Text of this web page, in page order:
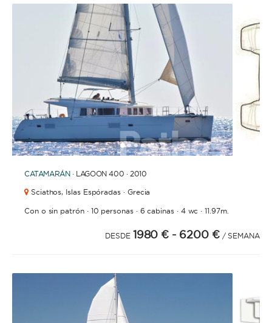
12345 67891011121314151617
CATAMARÁN · LAGOON 400 · 2010
Sciathos, Islas Espóradas · Grecia
Con o sin patrón· 10 personas· 6 cabinas· 4 wc ·11.97m.
DESDE 1980 € - 6200 € / SEMANA